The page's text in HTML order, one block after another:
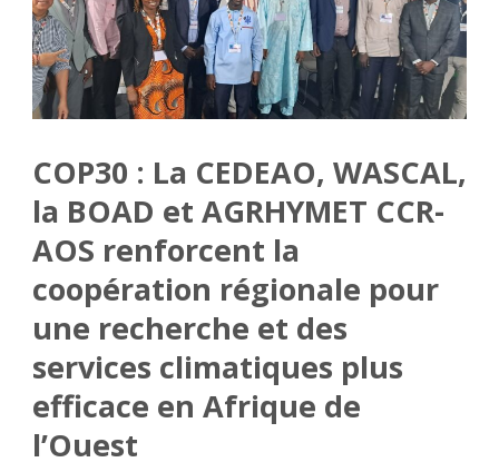
COP30 : La CEDEAO, WASCAL,
la BOAD et AGRHYMET CCR-
AOS renforcent la
coopération régionale pour
une recherche et des
services climatiques plus
efficace en Afrique de
l’Ouest